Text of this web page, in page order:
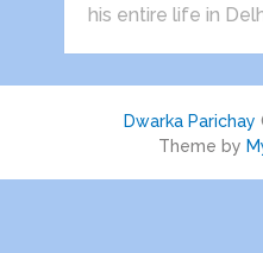
his entire life in
Dwarka Parichay
Theme by